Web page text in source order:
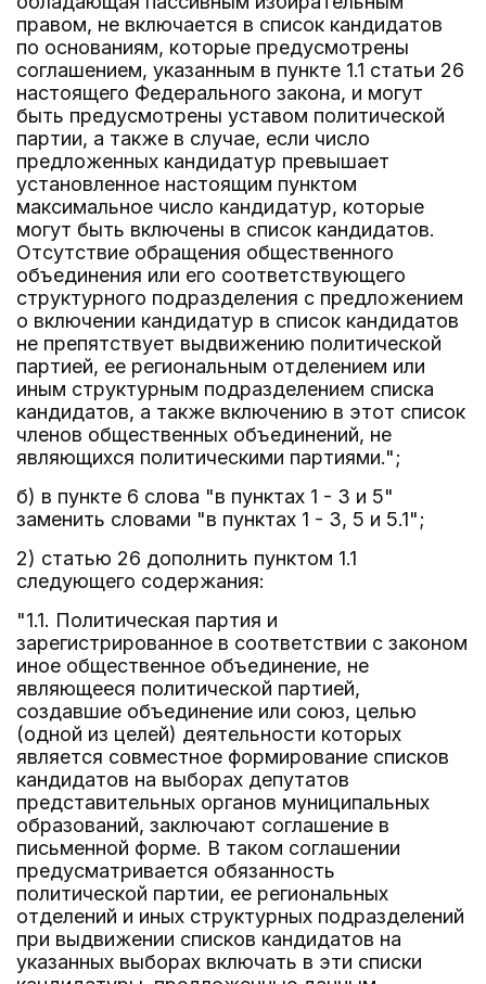
правом, не включается в список кандидатов
по основаниям, которые предусмотрены
соглашением, указанным в пункте 1.1 статьи 26
настоящего Федерального закона, и могут
быть предусмотрены уставом политической
партии, а также в случае, если число
предложенных кандидатур превышает
установленное настоящим пунктом
максимальное число кандидатур, которые
могут быть включены в список кандидатов.
Отсутствие обращения общественного
объединения или его соответствующего
структурного подразделения с предложением
о включении кандидатур в список кандидатов
не препятствует выдвижению политической
партией, ее региональным отделением или
иным структурным подразделением списка
кандидатов, а также включению в этот список
членов общественных объединений, не
являющихся политическими партиями.";
б) в пункте 6 слова "в пунктах 1 - 3 и 5"
заменить словами "в пунктах 1 - 3, 5 и 5.1";
2) статью 26 дополнить пунктом 1.1
следующего содержания:
"1.1. Политическая партия и
зарегистрированное в соответствии с законом
иное общественное объединение, не
являющееся политической партией,
создавшие объединение или союз, целью
(одной из целей) деятельности которых
является совместное формирование списков
кандидатов на выборах депутатов
представительных органов муниципальных
образований, заключают соглашение в
письменной форме. В таком соглашении
предусматривается обязанность
политической партии, ее региональных
отделений и иных структурных подразделений
при выдвижении списков кандидатов на
указанных выборах включать в эти списки